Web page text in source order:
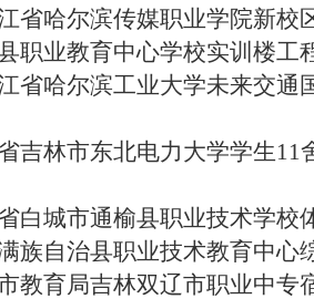
省哈尔滨传媒职业学院新校
职业教育中心学校实训楼工
省哈尔滨工业大学未来交通
吉林市东北电力大学学生11
白城市通榆县职业技术学校
族自治县职业技术教育中心
教育局吉林双辽市职业中专